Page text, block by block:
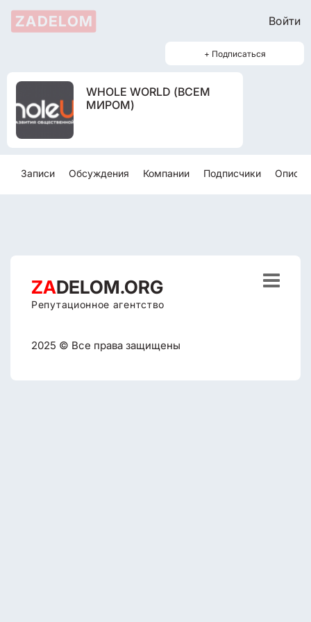
ZADELOM Войти
+ Подписаться
WHOLE WORLD (ВСЕМ
МИРОМ)
Записи Обсуждения Компании Подписчики
ZADELOM.ORG
Репутационное агентство
2025 © Все права защищены
